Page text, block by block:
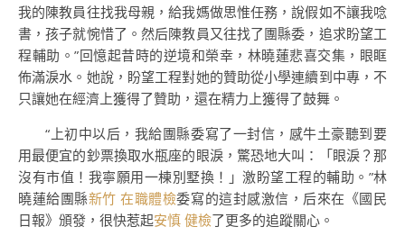
我的陳教員往找我母親，給我媽做思惟任務，說假如不讓我唸
書，孩子就惋惜了。然后陳教員又往找了團縣委，追求盼望工
程輔助。”回憶起昔時的逆境和榮幸，林曉蓮悲喜交集，眼眶
佈滿淚水。她說，盼望工程對她的贊助從小學連續到中專，不
只讓她在經濟上獲得了贊助，還在精力上獲得了鼓舞。
“上初中以后，我給團縣委寫了一封信，感牛土豪聽到要
用最便宜的鈔票換取水瓶座的眼淚，驚恐地大叫：「眼淚？那
沒有市值！我寧願用一棟別墅換！」激盼望工程的輔助。”林
曉蓮給團縣新竹 在職體檢委寫的這封感激信，后來在《國民
日報》頒發，很快惹起安慎 健檢了更多的追蹤關心。